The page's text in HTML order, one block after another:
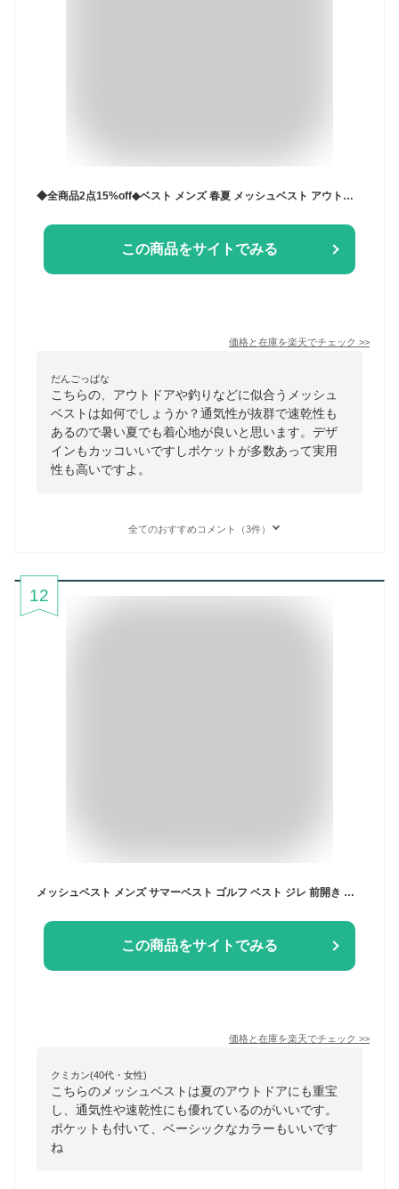
◆全商品2点15%off◆ベスト メンズ 春夏 メッシュベスト アウトドア 大きいサイズ メンズ アウトドアベスト 軽量 通気 速乾 フィッシングベスト お釣り 山歩き お釣り 撮影 登山服 ワーク 多ポケット ミリタリー 作業着 農業 涼しい ポケット 父の日
この商品をサイトでみる
価格と在庫を楽天でチェック >>
だんごっぱな
こちらの、アウトドアや釣りなどに似合うメッシュ
ベストは如何でしょうか？通気性が抜群で速乾性も
あるので暑い夏でも着心地が良いと思います。デザ
インもカッコいいですしポケットが多数あって実用
性も高いですよ。
全てのおすすめコメント（3件）
12
メッシュベスト メンズ サマーベスト ゴルフ ベスト ジレ 前開き 涼しい 薄軽 夏ベスト スポーツベスト 春夏 ベスト 作業 ミリタリーベスト お釣り 涼しい キャンプ ガーデニング イベント ワークベスト 速乾 ポケット付き
この商品をサイトでみる
価格と在庫を楽天でチェック >>
クミカン(40代・女性)
こちらのメッシュベストは夏のアウトドアにも重宝
し、通気性や速乾性にも優れているのがいいです。
ポケットも付いて、ベーシックなカラーもいいです
ね